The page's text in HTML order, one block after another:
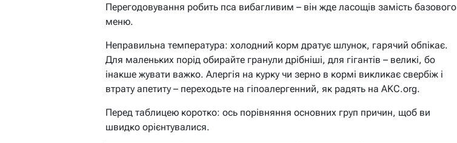
Перегодовування робить пса вибагливим – він жде ласощів замість базового
меню.
Неправильна температура: холодний корм дратує шлунок, гарячий обпікає.
Для маленьких порід обирайте гранули дрібніші, для гігантів – великі, бо
інакше жувати важко. Алергія на курку чи зерно в кормі викликає свербіж і
втрату апетиту – переходьте на гіпоалергенний, як радять на AKC.org.
Перед таблицею коротко: ось порівняння основних груп причин, щоб ви
швидко орієнтувалися.